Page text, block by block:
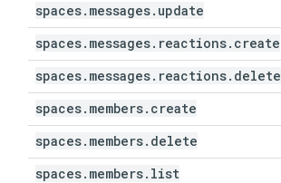
spaces.messages.update
spaces.messages.reactions.create
spaces.messages.reactions.delete
spaces.members.create
spaces.members.delete
spaces.members.list